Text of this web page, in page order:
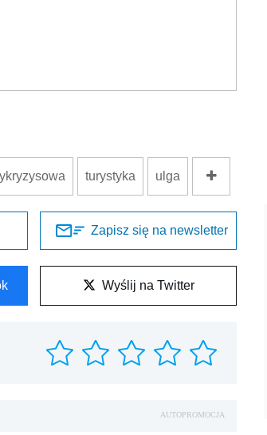
turystyka ulga
Zapisz się na newsletter
Wyślij na Twitter
AUTOPROMOCJA